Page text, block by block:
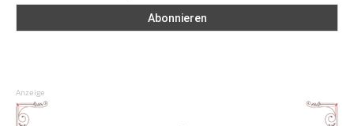
Anzeige